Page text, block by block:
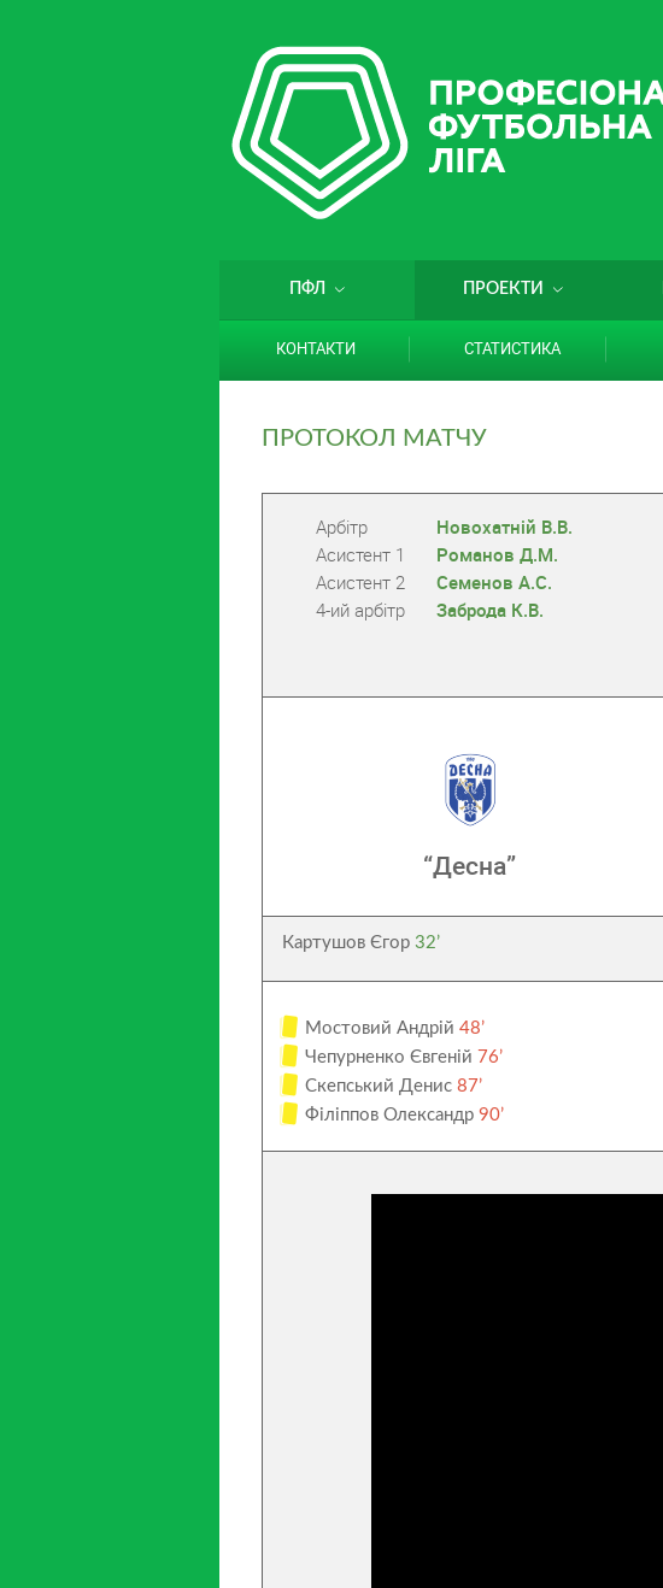
ПФЛ ПРОЕКТИ
КОНТАКТИ СТАТИСТИКА
ПРОТОКОЛ МАТЧУ
Арбітр
Новохатній В.В.
Асистент 1
Романов Д.М.
Асистент 2
Семенов А.С.
4-ий арбітр
Заброда К.В.
“Десна”
Картушов Єгор32’
Мостовий Андрій 48’
Чепурненко Євгеній 76’
Скепський Денис 87’
Філіппов Олександр 90’